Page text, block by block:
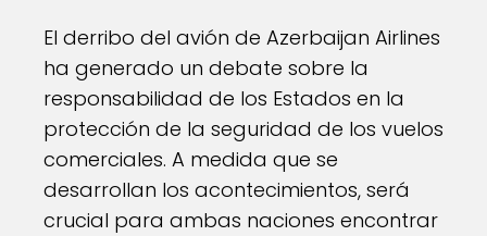
El derribo del avión de Azerbaijan Airlines
ha generado un debate sobre la
responsabilidad de los Estados en la
protección de la seguridad de los vuelos
comerciales. A medida que se
desarrollan los acontecimientos, será
crucial para ambas naciones encontrar